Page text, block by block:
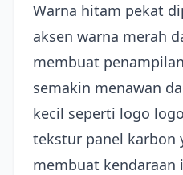
Warna hitam pekat
aksen warna merah
membuat
semakin menawan
kecil seperti logo
tekstur panel karbon
membuat kendaraan